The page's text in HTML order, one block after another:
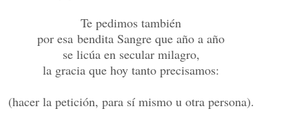
Te pedimos también
por esa bendita Sangre que año a año
se licúa en secular milagro,
la gracia que hoy tanto precisamos:
(hacer la petición, para sí mismo u otra persona).